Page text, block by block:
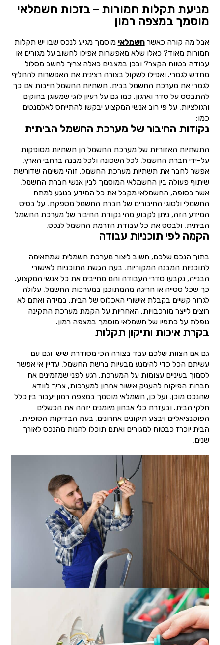
מניעת תקלות חמורות – בזכות חשמלאי
מוסמך במצפה רמון
אבל מה קורה כאשרחשמלאי מוסמך מגיע לנכס שבו יש תקלות
חמורות מאוד? כאלו שלא מאפשרות אפילו לחשוב על מגורים או
עבודה בטווח הקצר? ובכן במצבים כאלה צריך לחשב מסלול
מחדש לגמרי. ואפילו לשקול בצורה רצינית את האפשרות להחליף
לגמרי את מערכת החשמל בבית. תשתיות החשמל חייבות אם כך
להתבסס על סדר וארגון. כמו גם על רעיון לוגי שמעוגן בחוקים
ורגולציות. על פי רוב אנשי המקצוע יבקשו להתייחס לאלמנטים
כמו:
נקודות החיבור של מערכת החשמל הביתית
התשתיות האזוריות של מערכת החשמל הן תשתיות מסופקות
על-ידי חברת החשמל. לכל השכונה ולכל מבנה ברחבי הארץ,
אפשר לחבר את תשתיות מערכת החשמל. זוהי משימה שדורשת
שיתוף פעולה בין החשמלאי המוסמך לבין אנשי חברת החשמל.
אשר בסופה, החשמלאי מקבל את כל המידע בנוגע למתח
החשמלי ולסוגי החיבורים של חברת החשמל מספקת. על בסיס
המידע הזה, ניתן לקבוע מהי נקודת החיבור של מערכת החשמל
הביתית. ולבסס את כל עבודת הזרמת החשמל לנכס.
הקמה לפי תוכניות עבודה
בתוך הנכס שלכם, חשוב ליצור מערכת חשמלית שמתאימה
לתוכניות המבנה המקוריות. בעת הגשת התוכניות לאישורי
הבנייה, נקבעו סדרי העבודה והם מחייבים את כל אנשי המקצוע.
כך שכל סטייה או חריגה מהמתוכנן במערכות החשמל, עלולה
לגרור קשיים בקבלת אישורי האכלוס של הבית. במידה ואתם לא
רוצים לייצר מורכבויות, האחריות על הקמת מערכת התקינה
נופלת על כתפיו של חשמלאי מוסמך במצפה רמון.
בקרת איכות ותיקון תקלות
גם אם הצוות שלכם עבד בצורה הכי מסודרת שיש. וגם עם
עשיתם הכל כדי להימנע מבעיות ברשת החשמל. עדיין אי אפשר
לסמוך בעיניים עצומות על המערכת. רגע לפני שמזמינים את
חברות הפיקוח להעניק אישור אחרון למערכות, צריך לוודא
שהנכס מוכן. ועל כן, חשמלאי מוסמך במצפה רמון יעבור בין כלל
חלקי הבית. ובעזרת כלי אבחון מיומנים יזהה את הכשלים
הפוטנציאליים ויבצע תיקונים אחרונים. בעת הבדיקות הסופיות,
הבית יוכרז כבטוח למגורים ואתם תוכלו להנות מהנכס לאורך
שנים.